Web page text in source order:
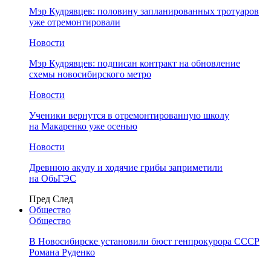
Мэр Кудрявцев: половину запланированных тротуаров
уже отремонтировали
Новости
Мэр Кудрявцев: подписан контракт на обновление
схемы новосибирского метро
Новости
Ученики вернутся в отремонтированную школу
на Макаренко уже осенью
Новости
Древнюю акулу и ходячие грибы заприметили
на ОбьГЭС
Пред След
Общество
Общество
В Новосибирске установили бюст генпрокурора СССР
Романа Руденко